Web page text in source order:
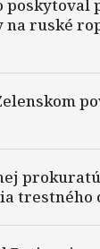
na ruské
trestného